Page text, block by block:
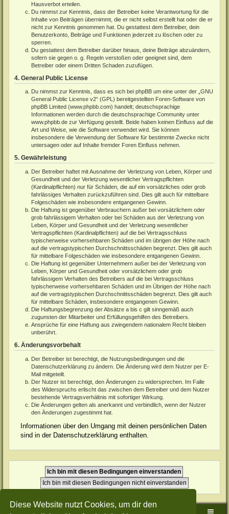
Diese Website nutzt Cookies, um dir den
Hausverbot erteilen.
Du nimmst zur Kenntnis, dass der Betreiber keine Verantwortung für die
Inhalte von Beiträgen übernimmt, die er nicht selbst erstellt hat oder die er
nicht zur Kenntnis genommen hat. Du gestattest dem Betreiber, dein
Benutzerkonto, Beiträge und Funktionen jederzeit zu löschen oder zu
sperren.
Du gestattest dem Betreiber darüber hinaus, deine Beiträge abzuändern,
sofern sie gegen o. g. Regeln verstoßen oder geeignet sind, dem
Betreiber oder einem Dritten Schaden zuzufügen.
4. General Public License
Du nimmst zur Kenntnis, dass es sich bei phpBB um eine unter der „GNU
General Public License v2“ (GPL) bereitgestellten Foren-Software von
phpBB Limited (www.phpbb.com) handelt; deutschsprachige
Informationen werden durch die deutschsprachige Community unter
www.phpbb.de zur Verfügung gestellt. Beide haben keinen Einfluss auf die
Art und Weise, wie die Software verwendet wird. Sie können
insbesondere die Verwendung der Software für bestimmte Zwecke nicht
untersagen oder auf Inhalte fremder Foren Einfluss nehmen.
5. Gewährleistung
Der Betreiber haftet mit Ausnahme der Verletzung von Leben, Körper und
Gesundheit und der Verletzung wesentlicher Vertragspflichten
(Kardinalpflichten) nur für Schäden, die auf ein vorsätzliches oder grob
fahrlässiges Verhalten zurückzuführen sind. Dies gilt auch für mittelbare
Folgeschäden wie insbesondere entgangenen Gewinn.
Die Haftung ist gegenüber Verbrauchern außer bei vorsätzlichem oder
grob fahrlässigem Verhalten oder bei Schäden aus der Verletzung von
Leben, Körper und Gesundheit und der Verletzung wesentlicher
Vertragspflichten (Kardinalpflichten) auf die bei Vertragsschluss
typischerweise vorhersehbaren Schäden und im übrigen der Höhe nach
auf die vertragstypischen Durchschnittsschäden begrenzt. Dies gilt auch
für mittelbare Folgeschäden wie insbesondere entgangenen Gewinn.
Die Haftung ist gegenüber Unternehmern außer bei der Verletzung von
Leben, Körper und Gesundheit oder vorsätzlichem oder grob
fahrlässigem Verhalten des Betreibers auf die bei Vertragsschluss
typischerweise vorhersehbaren Schäden und im Übrigen der Höhe nach
auf die vertragstypischen Durchschnittsschäden begrenzt. Dies gilt auch
für mittelbare Schäden, insbesondere entgangenen Gewinn.
Die Haftungsbegrenzung der Absätze a bis c gilt sinngemäß auch
zugunsten der Mitarbeiter und Erfüllungsgehilfen des Betreibers.
Ansprüche für eine Haftung aus zwingendem nationalem Recht bleiben
unberührt.
6. Änderungsvorbehalt
Der Betreiber ist berechtigt, die Nutzungsbedingungen und die
Datenschutzerklärung zu ändern. Die Änderung wird dem Nutzer per E-
Mail mitgeteilt.
Der Nutzer ist berechtigt, den Änderungen zu widersprechen. Im Falle
des Widerspruchs erlischt das zwischen dem Betreiber und dem Nutzer
bestehende Vertragsverhältnis mit sofortiger Wirkung.
Die Änderungen gelten als anerkannt und verbindlich, wenn der Nutzer
den Änderungen zugestimmt hat.
Informationen über den Umgang mit deinen persönlichen Daten
sind in der Datenschutzerklärung enthalten.
Sudden-Strike-Maps.de Hauptseite Foren-Übersicht